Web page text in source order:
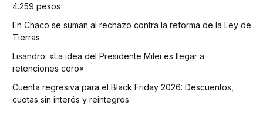
4.259 pesos
En Chaco se suman al rechazo contra la reforma de la Ley de
Tierras
Lisandro: «La idea del Presidente Milei es llegar a
retenciones cero»
Cuenta regresiva para el Black Friday 2026: Descuentos,
cuotas sin interés y reintegros